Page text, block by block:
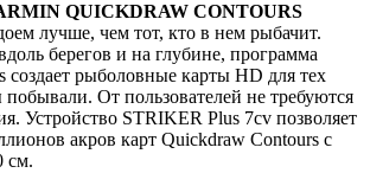
QUICKDRAW CONTOURS
лучше, чем тот, кто в нем рыбачит.
берегов и на глубине, программа
создает рыболовные карты HD для тех
От пользователей не требуются
Устройство STRIKER Plus 7cv позволяет
акров карт Quickdraw Contours с
см.